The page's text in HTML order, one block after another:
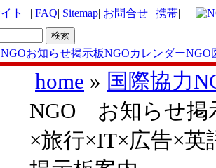
| FAQ| Sitemap| お問合せ| 携帯|
NGOお知らせ掲示板NGOカレンダーNGO
home » 国際協力
NGO お知らせ掲
×旅行×IT×広告×